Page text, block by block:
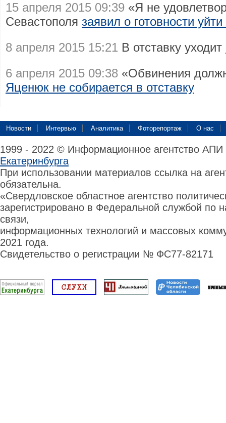
15 апреля 2015 09:39 «Я не
Севастополя заявил о готовности уйти
8 апреля 2015 15:21 В отставку уходит
6 апреля 2015 09:38 «Обвинения
Яценюк не собирается в отставку
Новости Интервью Аналитика Фоторепортаж О нас
1999 - 2022 © Информационное агентство
Екатеринбурга
При использовании материалов ссылка на
обязательна.
«Свердловское областное агентство
зарегистрировано в Федеральной службой по
связи,
информационных технологий и массовых
2021 года.
Свидетельство о регистрации № ФС77-82171